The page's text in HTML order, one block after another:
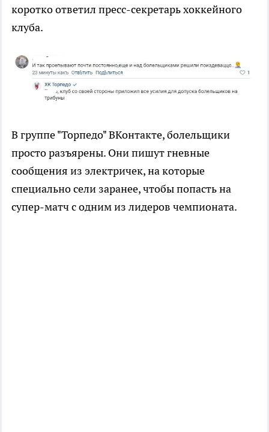
коротко ответил пресс-секретарь хоккейного
клуба.
В группе "Торпедо" ВКонтакте, болельщики
просто разъярены. Они пишут гневные
сообщения из электричек, на которые
специально сели заранее, чтобы попасть на
супер-матч с одним из лидеров чемпионата.